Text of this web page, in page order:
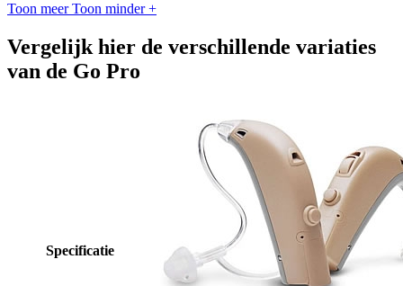
Toon meer Toon minder +
Vergelijk hier de verschillende variaties
van de Go Pro
Specificatie